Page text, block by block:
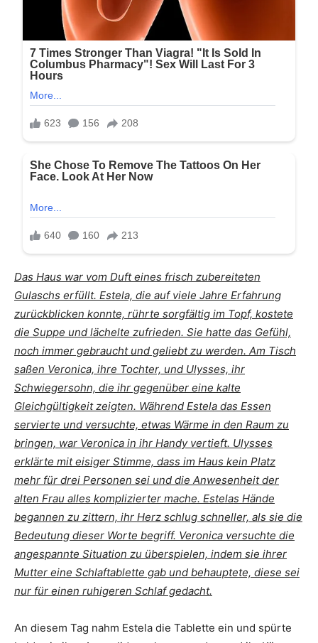
Das Haus war vom Duft eines frisch zubereiteten
Gulaschs erfüllt. Estela, die auf viele Jahre Erfahrung
zurückblicken konnte, rührte sorgfältig im Topf, kostete
die Suppe und lächelte zufrieden. Sie hatte das Gefühl,
noch immer gebraucht und geliebt zu werden. Am Tisch
saßen Veronica, ihre Tochter, und Ulysses, ihr
Schwiegersohn, die ihr gegenüber eine kalte
Gleichgültigkeit zeigten. Während Estela das Essen
servierte und versuchte, etwas Wärme in den Raum zu
bringen, war Veronica in ihr Handy vertieft. Ulysses
erklärte mit eisiger Stimme, dass im Haus kein Platz
mehr für drei Personen sei und die Anwesenheit der
alten Frau alles komplizierter mache. Estelas Hände
begannen zu zittern, ihr Herz schlug schneller, als sie die
Bedeutung dieser Worte begriff. Veronica versuchte die
angespannte Situation zu überspielen, indem sie ihrer
Mutter eine Schlaftablette gab und behauptete, diese sei
nur für einen ruhigeren Schlaf gedacht.
An diesem Tag nahm Estela die Tablette ein und spürte